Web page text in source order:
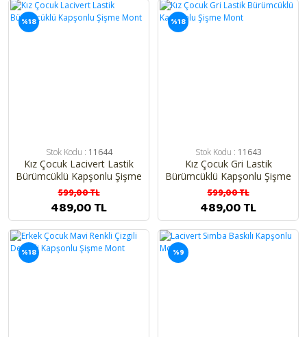
%18
Stok Kodu : 11644
Kız Çocuk Lacivert Lastik
Bürümcüklü Kapşonlu Şişme
Mont
599,00 TL
489,00 TL
%18
Stok Kodu : 11643
Kız Çocuk Gri Lastik
Bürümcüklü Kapşonlu Şişme
Mont
599,00 TL
489,00 TL
%18 %9